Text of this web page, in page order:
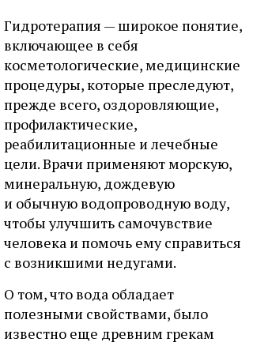
Гидротерапия — широкое понятие,
включающее в себя
косметологические, медицинские
процедуры, которые преследуют,
прежде всего, оздоровляющие,
профилактические,
реабилитационные и лечебные
цели. Врачи применяют морскую,
минеральную, дождевую
и обычную водопроводную воду,
чтобы улучшить самочувствие
человека и помочь ему справиться
с возникшими недугами.
О том, что вода обладает
полезными свойствами, было
известно еще древним грекам